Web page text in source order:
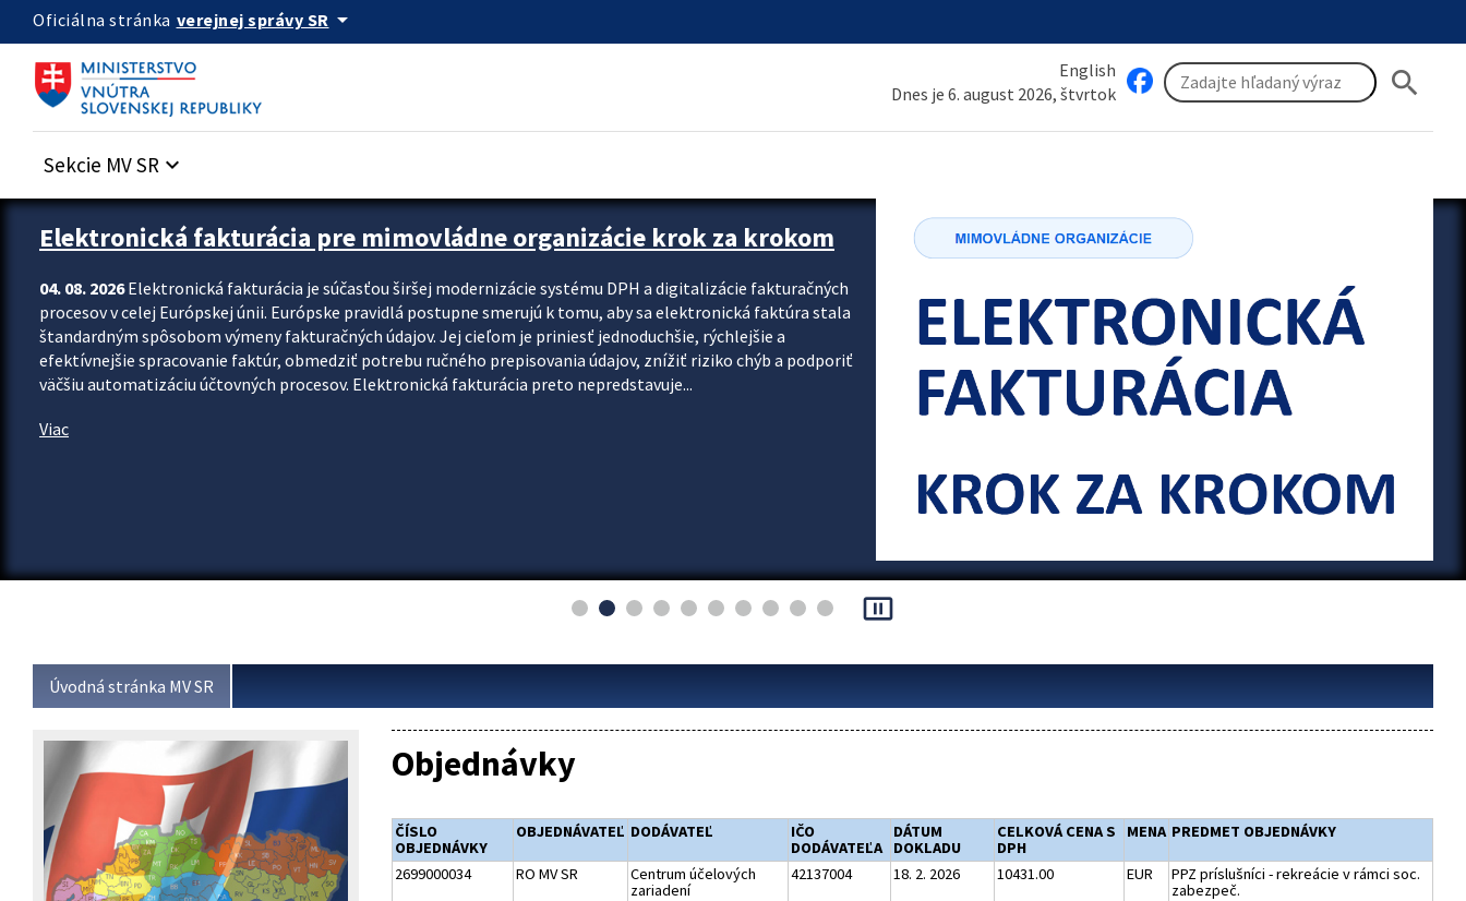
Preskocit na hlavný obsah
Oficiálna stránka verejnej správy SR arrow_drop_down
English
Dnes je 6. august 2026, štvrtok
search
Sekcie MV SR keyboard_arrow_down
Zastavit automatický posun upútavok
Elektronická fakturácia pre mimovládne organizácie krok za krokom
04. 08. 2026Elektronická fakturácia je súčasťou širšej modernizácie systému DPH a digitalizácie fakturačných
procesov v celej Európskej únii. Európske pravidlá postupne smerujú k tomu, aby sa elektronická faktúra stala
štandardným spôsobom výmeny fakturačných údajov. Jej cieľom je priniesť jednoduchšie, rýchlejšie a
efektívnejšie spracovanie faktúr, obmedziť potrebu ručného prepisovania údajov, znížiť riziko chýb a podporiť
väčšiu automatizáciu účtovných procesov. Elektronická fakturácia preto nepredstavuje...
Viac
pause_presentation
Úvodná stránka MV SR
Objednávky
ČÍSLO
OBJEDNÁVKY
OBJEDNÁVATEĽ DODÁVATEĽ
IČO
DODÁVATEĽA
DÁTUM
DOKLADU
CELKOVÁ CENA S
DPH
MENA PREDMET OBJEDNÁVKY
2699000034 RO MV SR
Centrum účelových
zariadení
42137004 18. 2. 2026 10431.00 EUR
PPZ príslušníci - rekreácie v rámci soc.
zabezpeč.